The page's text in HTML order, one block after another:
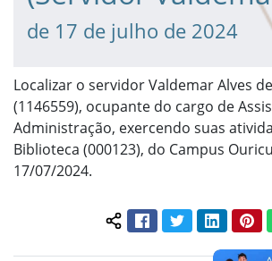
de 17 de julho de 2024
Localizar o servidor Valdemar Alves
(1146559), ocupante do cargo de
Administração, exercendo suas
Biblioteca (000123), do Campus
17/07/2024.
Compartilhar
FacebookTwitterLinkedIn